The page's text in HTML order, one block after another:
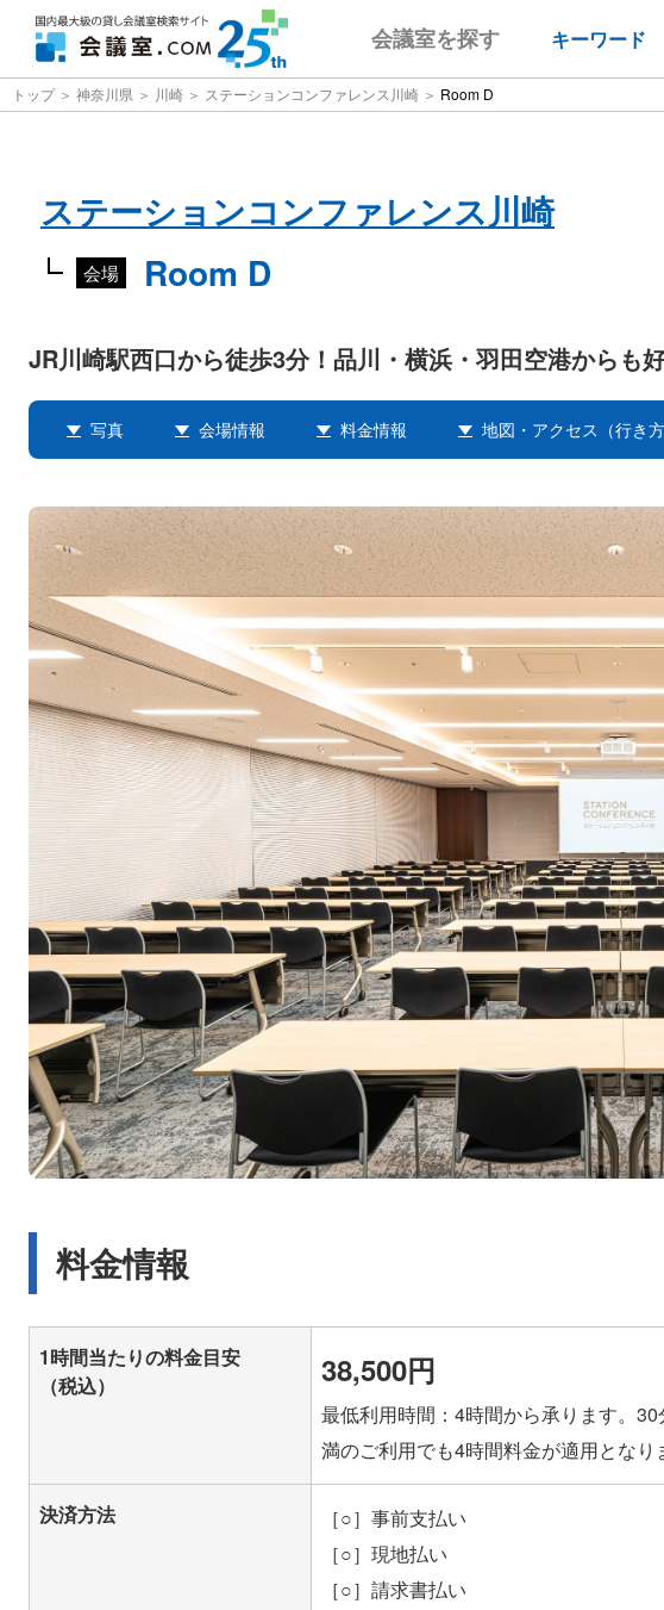
会議室を探す キーワード
トップ 神奈川県 川崎 ステーションコンファレンス川崎 Room D
ステーションコンファレンス川崎
会場 Room D
JR川崎駅西口から徒歩3分！品川・横浜・羽田空港からも
写真 会場情報 料金情報 地図・アクセス（行き方
料金情報
1時間当たりの料金目安
（税込）
38,500円
最低利用時間：4時間から承ります。
満のご利用でも4時間料金が適用となり
決済方法
［○］事前支払い
［○］現地払い
［○］請求書払い